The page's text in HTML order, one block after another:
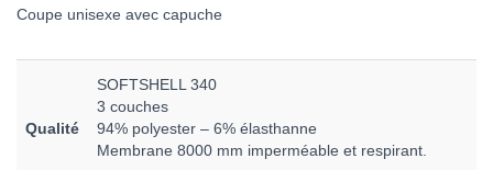
Coupe unisexe avec capuche
Qualité
SOFTSHELL 340
3 couches
94% polyester – 6% élasthanne
Membrane 8000 mm imperméable et respirant.